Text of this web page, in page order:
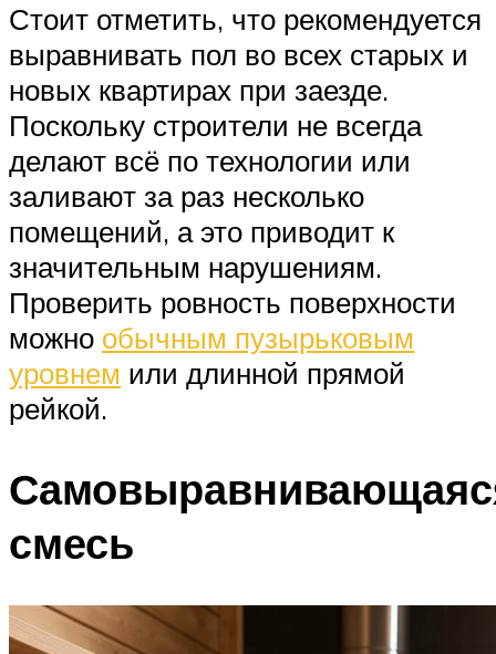
Стоит отметить, что рекомендуется
выравнивать пол во всех старых и
новых квартирах при заезде.
Поскольку строители не всегда
делают всё по технологии или
заливают за раз несколько
помещений, а это приводит к
значительным нарушениям.
Проверить ровность поверхности
можно обычным пузырьковым
уровнем или длинной прямой
рейкой.
смесь